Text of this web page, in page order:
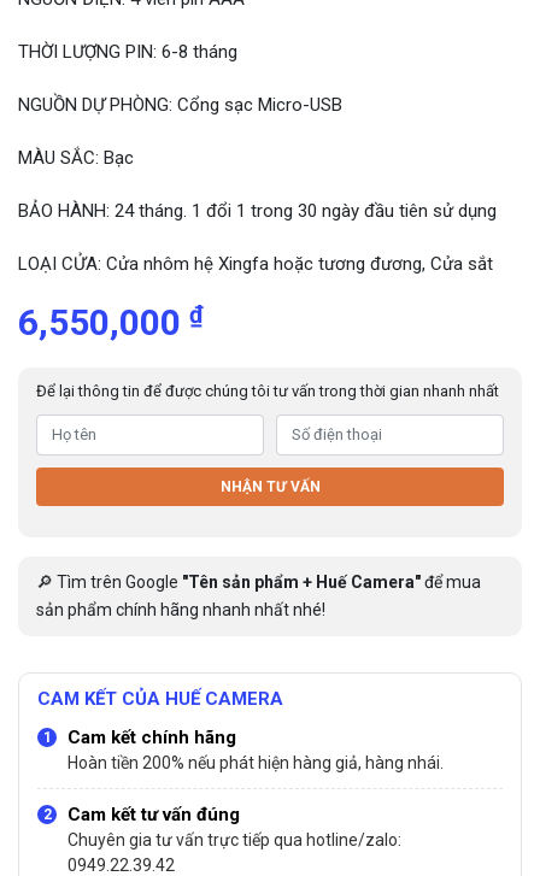
THỜI LƯỢNG PIN: 6-8 tháng
NGUỒN DỰ PHÒNG: Cổng sạc Micro-USB
MÀU SẮC: Bạc
BẢO HÀNH: 24 tháng. 1 đổi 1 trong 30 ngày đầu tiên sử dụng
LOẠI CỬA: Cửa nhôm hệ Xingfa hoặc tương đương, Cửa sắt
6,550,000 ₫
Để lại thông tin để được chúng tôi tư vấn trong thời gian nhanh nhất
NHẬN TƯ VẤN
🔎 Tìm trên Google "Tên sản phẩm + Huế Camera"để mua
sản phẩm chính hãng nhanh nhất nhé!
CAM KẾT CỦA HUẾ CAMERA
Cam kết chính hãng
Hoàn tiền 200% nếu phát hiện hàng giả, hàng nhái.
Cam kết tư vấn đúng
Chuyên gia tư vấn trực tiếp qua hotline/zalo:
0949.22.39.42